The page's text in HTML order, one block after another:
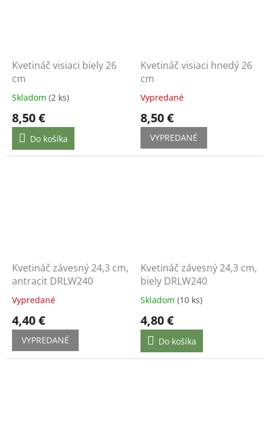
Kvetináč visiaci biely 26
cm
Skladom (2 ks)
8,50 €
Do košíka
Kvetináč visiaci hnedý 26
cm
Vypredané
8,50 €
VYPREDANÉ
Kvetináč závesný 24,3 cm,
antracit DRLW240
Vypredané
4,40 €
VYPREDANÉ
Kvetináč závesný 24,3 cm,
biely DRLW240
Skladom (10 ks)
4,80 €
Do košíka